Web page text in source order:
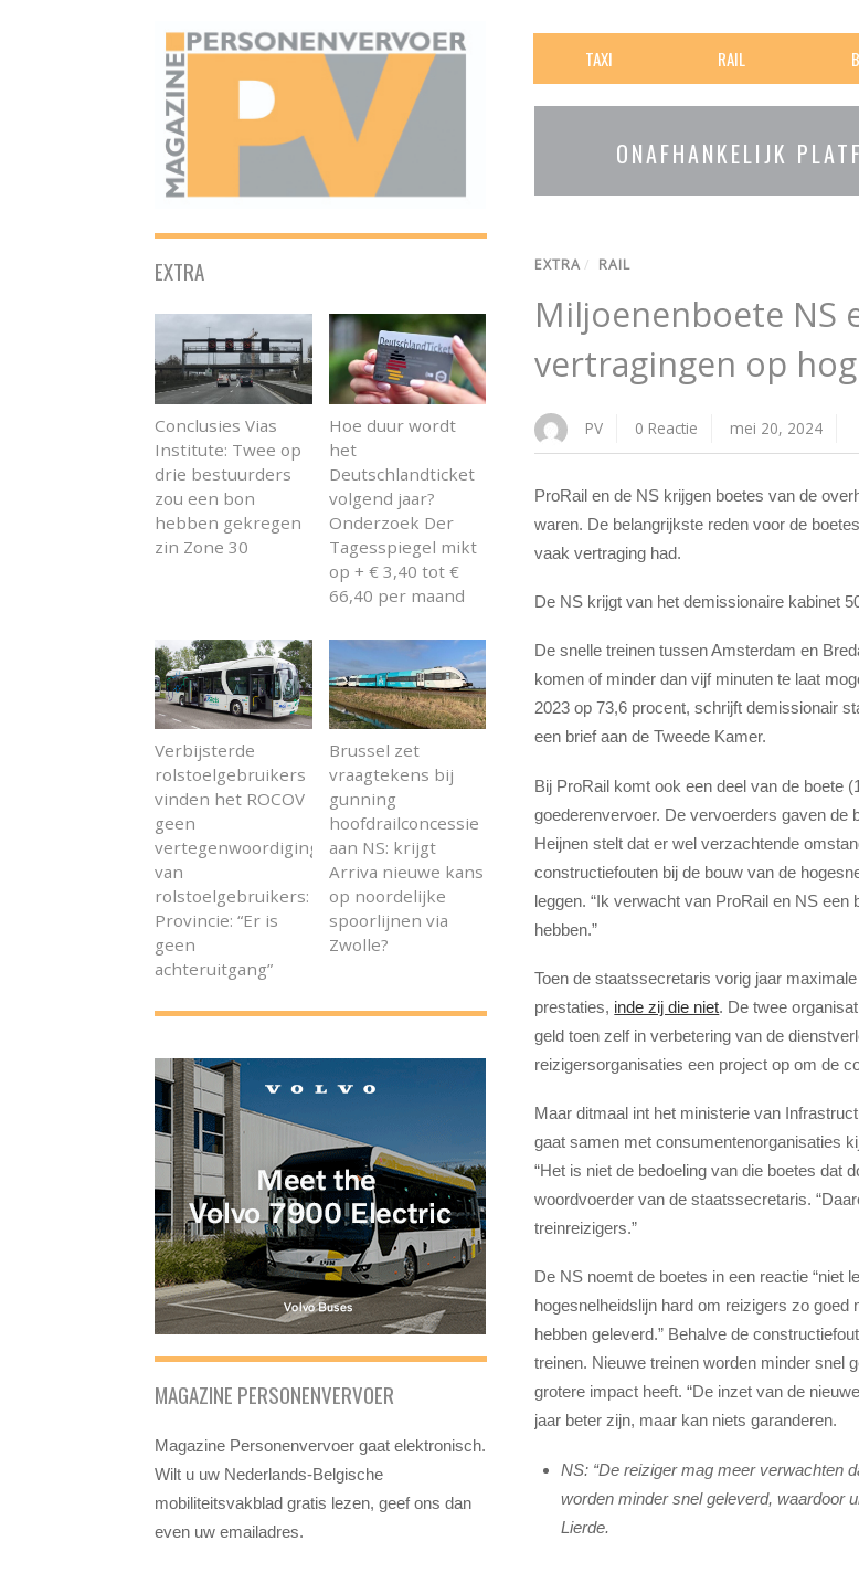
TAXI RAIL
ONAFHANKELIJK
EXTRA / RAIL
Miljoenenboete NS
vertragingen op
PV 0 Reactie mei 20, 2024
ProRail en de NS krijgen boetes van de
waren. De belangrijkste reden voor de
vaak vertraging had.
De NS krijgt van het demissionaire kabinet
De snelle treinen tussen Amsterdam en
komen of minder dan vijf minuten te laat
2023 op 73,6 procent, schrijft demissionair
een brief aan de Tweede Kamer.
Bij ProRail komt ook een deel van de boete
goederenvervoer. De vervoerders gaven de
Heijnen stelt dat er wel verzachtende
constructiefouten bij de bouw van de
leggen. “Ik verwacht van ProRail en NS
hebben.”
Toen de staatssecretaris vorig jaar
prestaties, inde zij die niet. De twee
geld toen zelf in verbetering van de
reizigersorganisaties een project op om de
Maar ditmaal int het ministerie van
gaat samen met consumentenorganisaties
“Het is niet de bedoeling van die boetes dat
woordvoerder van de staatssecretaris.
treinreizigers.”
De NS noemt de boetes in een reactie “niet
hogesnelheidslijn hard om reizigers zo
hebben geleverd.” Behalve de
treinen. Nieuwe treinen worden minder snel
grotere impact heeft. “De inzet van de
jaar beter zijn, maar kan niets garanderen.
NS: “De reiziger mag meer verwachten
worden minder snel geleverd, waardoor
Lierde.
EXTRA
Conclusies Vias
Institute: Twee op
drie bestuurders
zou een bon
hebben gekregen
zin Zone 30
Hoe duur wordt
het
Deutschlandticket
volgend jaar?
Onderzoek Der
Tagesspiegel mikt
op + € 3,40 tot €
66,40 per maand
Verbijsterde
rolstoelgebruikers
vinden het ROCOV
geen
vertegenwoordiging
van
rolstoelgebruikers:
Provincie: “Er is
geen
achteruitgang”
Brussel zet
vraagtekens bij
gunning
hoofdrailconcessie
aan NS: krijgt
Arriva nieuwe kans
op noordelijke
spoorlijnen via
Zwolle?
MAGAZINE PERSONENVERVOER
Magazine Personenvervoer gaat elektronisch.
Wilt u uw Nederlands-Belgische
mobiliteitsvakblad gratis lezen, geef ons dan
even uw emailadres.